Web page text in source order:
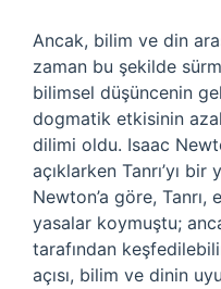
Ancak, bilim ve din
zaman bu şekilde
bilimsel düşüncenin
dogmatik etkisinin
dilimi oldu. Isaac
açıklarken Tanrı’yı
Newton’a göre,
yasalar koymuştu;
tarafından
açısı, bilim ve dinin